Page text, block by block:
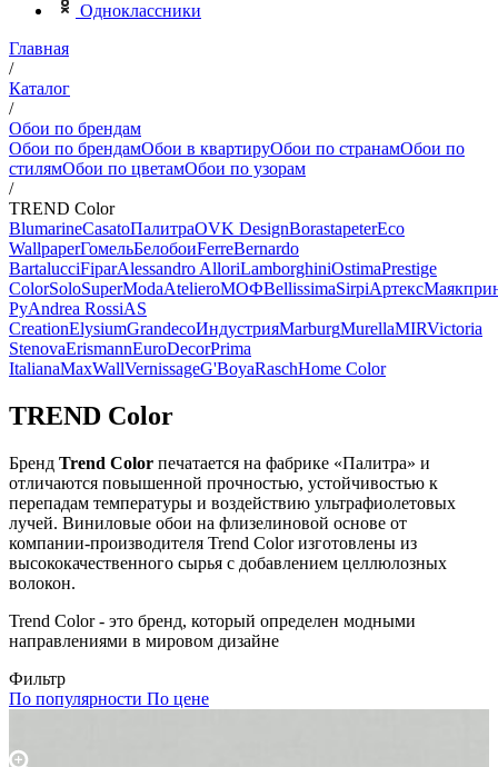
Одноклассники
Главная
/
Каталог
/
Обои по брендам
Обои по брендамОбои в квартируОбои по странамОбои по
стилямОбои по цветамОбои по узорам
/
TREND Color
BlumarineCasatoПалитраOVK DesignBorastapeterEco
WallpaperГомельБелобоиFerreBernardo
BartalucciFiparAlessandro AlloriLamborghiniOstimaPrestige
ColorSoloSuperModaAtelieroМОФBellissimaSirpiАртекс
РуAndrea RossiAS
CreationElysiumGrandecoИндустрияMarburgMurellaMIRVictoria
StenovaErismannEuroDecorPrima
ItalianaMaxWallVernissageG'BoyaRaschHome Color
TREND Color
Бренд Trend Color печатается на фабрике «Палитра» и
отличаются повышенной прочностью, устойчивостью к
перепадам температуры и воздействию ультрафиолетовых
лучей. Виниловые обои на флизелиновой основе от
компании-производителя Trend Color изготовлены из
высококачественного сырья с добавлением целлюлозных
волокон.
Trend Color - это бренд, который определен модными
направлениями в мировом дизайне
Фильтр
По популярности По цене